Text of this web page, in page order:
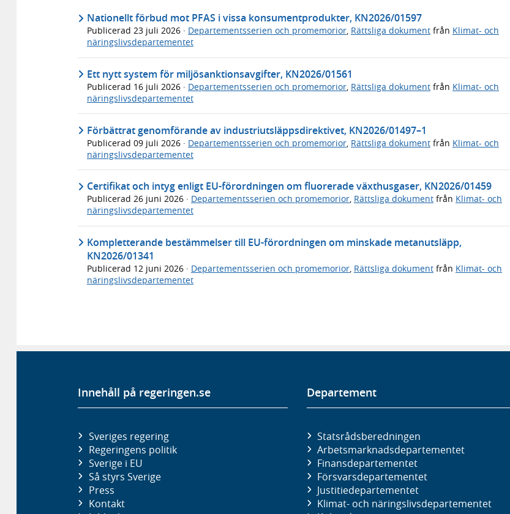
Nationellt förbud mot PFAS i vissa konsumentprodukter, KN2026/01597
Publicerad 23 juli 2026 · Departementsserien och promemorior, Rättsliga dokument från Klimat- och
näringslivsdepartementet
Ett nytt system för miljösanktionsavgifter, KN2026/01561
Publicerad 16 juli 2026 · Departementsserien och promemorior, Rättsliga dokument från Klimat- och
näringslivsdepartementet
Förbättrat genomförande av industriutsläppsdirektivet, KN2026/01497–1
Publicerad 09 juli 2026 · Departementsserien och promemorior Rättsliga dokument från Klimat- och
näringslivsdepartementet
Certifikat och intyg enligt EU-förordningen om fluorerade växthusgaser, KN2026/01459
Publicerad 26 juni 2026 · Departementsserien och promemorior, Rättsliga dokument från Klimat- och
näringslivsdepartementet
Kompletterande bestämmelser till EU-förordningen om minskade metanutsläpp,
KN2026/01341
Publicerad 12 juni 2026 · Departementsserien och promemorior, Rättsliga dokument från Klimat- och
näringslivsdepartementet
Innehåll på regeringen.se
Sveriges regering
Regeringens politik
Sverige i EU
Så styrs Sverige
Press
Kontakt
Departement
Statsrådsberedningen
Arbetsmarknads­departementet
Finans­departementet
Försvars­departementet
Justitie­departementet
Klimat- och näringslivs­departementet